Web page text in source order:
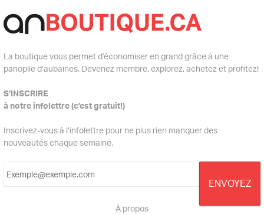
La boutique vous permet d’économiser en grand grâce à une
panoplie d’aubaines. Devenez membre, explorez, achetez et profitez!
S’INSCRIRE
à notre infolettre (c’est gratuit!)
Inscrivez-vous à l’infolettre pour ne plus rien manquer des
nouveautés chaque semaine.
À propos